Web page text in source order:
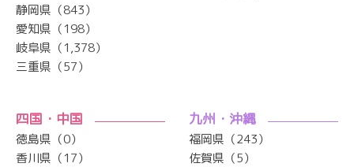
静岡県（843）
愛知県（198）
岐阜県（1,378）
三重県（57）
四国・中国
徳島県（0）
香川県（17）
九州・沖縄
福岡県（243）
佐賀県（5）